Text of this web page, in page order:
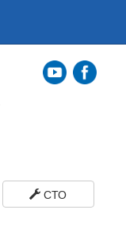
СТО